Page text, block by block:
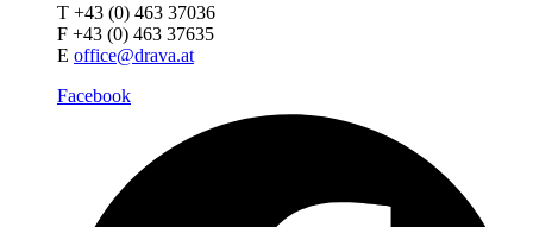
T +43 (0) 463 37036
F +43 (0) 463 37635
E office@drava.at
Facebook